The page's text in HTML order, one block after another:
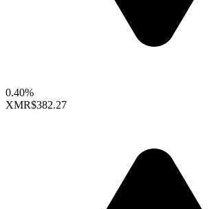
0.40%
XMR$382.27